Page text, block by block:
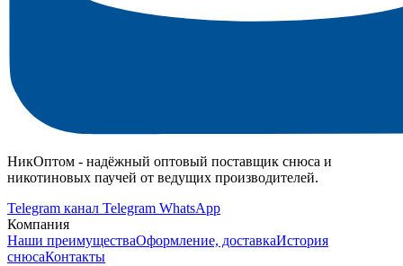
НикОптом - надёжный оптовый поставщик снюса и
никотиновых паучей от ведущих производителей.
Telegram канал Telegram WhatsApp
Компания
Наши преимуществаОформление, доставкаИстория
снюсаКонтакты